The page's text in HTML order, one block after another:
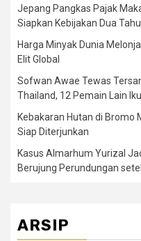
Jepang Pangkas Pajak
Siapkan Kebijakan Dua
Harga Minyak Dunia
Elit Global
Sofwan Awae Tewas
Thailand, 12 Pemain Lain
Kebakaran Hutan di Bromo
Siap Diterjunkan
Kasus Almarhum Yurizal
Berujung Perundungan
ARSIP